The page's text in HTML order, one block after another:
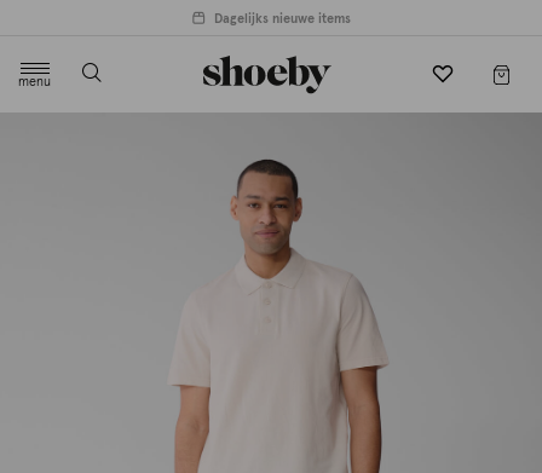
Dagelijks nieuwe items
menu